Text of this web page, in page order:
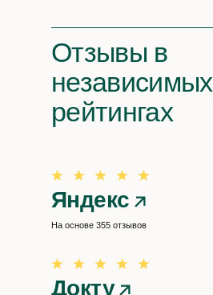
Отзывы в
независимых
рейтингах
Яндекс
На основе 355 отзывов
Докту